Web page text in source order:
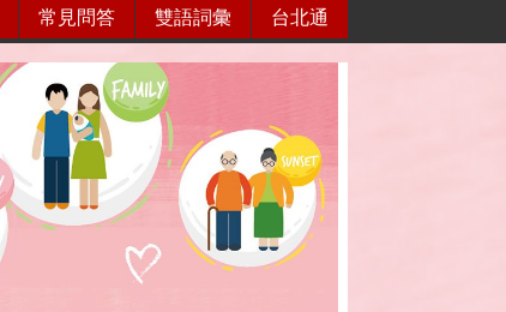
常見問答 雙語詞彙 台北通